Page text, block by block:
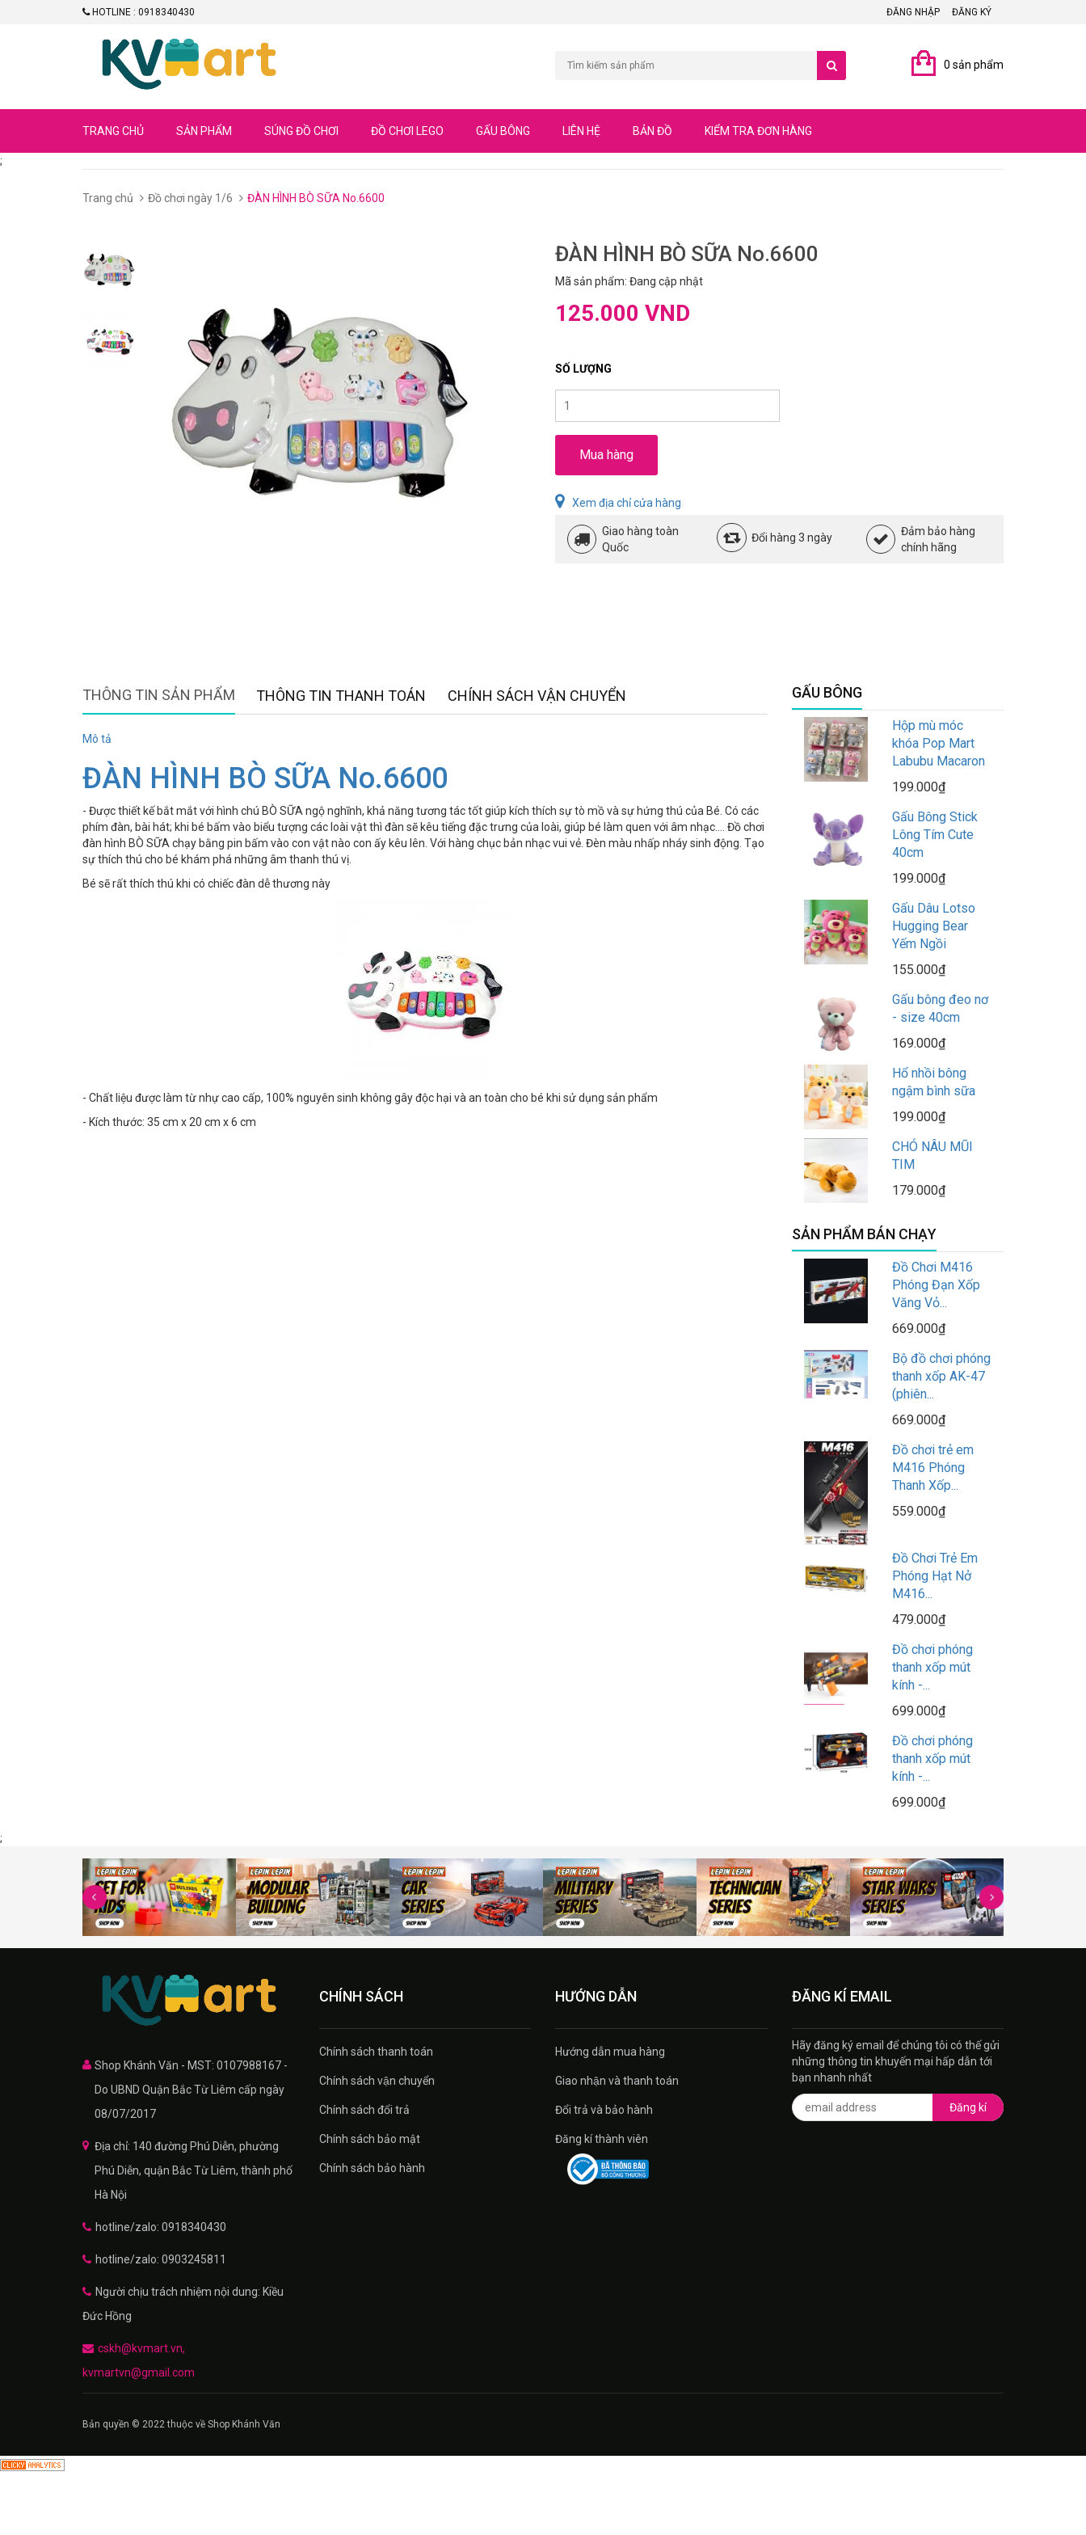
HOTLINE : 0918340430 ĐĂNG NHẬP ĐĂNG KÝ
0 sản phẩm
TRANG CHỦ SẢN PHẨM SÚNG ĐỒ CHƠI ĐỒ CHƠI LEGO GẤU BÔNG LIÊN HỆ BẢN ĐỒ KIỂM TRA ĐƠN HÀNG
;
Trang chủ Đồ chơi ngày 1/6 ĐÀN HÌNH BÒ SỮA No.6600
ĐÀN HÌNH BÒ SỮA No.6600
Mã sản phẩm: Đang cập nhật
125.000 VND
SỐ LƯỢNG
Mua hàng
Xem địa chỉ cửa hàng
Giao hàng toàn
Quốc
Đổi hàng 3 ngày
Đảm bảo hàng
chính hãng
THÔNG TIN SẢN PHẨM THÔNG TIN THANH TOÁN CHÍNH SÁCH VẬN CHUYỂN
Mô tả
ĐÀN HÌNH BÒ SỮA No.6600
- Được thiết kế bắt mắt với hình chú BÒ SỮA ngộ nghĩnh, khả năng tương tác tốt giúp kích thích sự tò mồ và sự hứng thú của Bé. Có các
phím đàn, bài hát; khi bé bấm vào biểu tượng các loài vật thì đàn sẽ kêu tiếng đặc trưng của loài, giúp bé làm quen với âm nhạc.... Đồ chơi
đàn hình BÒ SỮA chạy bằng pin bấm vào con vật nào con ấy kêu lên. Với hàng chục bản nhạc vui vẻ. Đèn màu nhấp nháy sinh động. Tạo
sự thích thú cho bé khám phá những âm thanh thú vị.
Bé sẽ rất thích thú khi có chiếc đàn dễ thương này
- Chất liệu được làm từ nhự cao cấp, 100% nguyên sinh không gây độc hại và an toàn cho bé khi sử dụng sản phẩm
- Kích thước: 35 cm x 20 cm x 6 cm
GẤU BÔNG
Hộp mù móc
khóa Pop Mart
Labubu Macaron
199.000₫
Gấu Bông Stick
Lông Tím Cute
40cm
199.000₫
Gấu Dâu Lotso
Hugging Bear
Yếm Ngồi
155.000₫
Gấu bông đeo nơ
- size 40cm
169.000₫
Hổ nhồi bông
ngậm bình sữa
199.000₫
CHÓ NÂU MŨI
TIM
179.000₫
SẢN PHẨM BÁN CHẠY
Đồ Chơi M416
Phóng Đạn Xốp
Văng Vỏ...
669.000₫
Bộ đồ chơi phóng
thanh xốp AK-47
(phiên...
669.000₫
Đồ chơi trẻ em
M416 Phóng
Thanh Xốp...
559.000₫
Đồ Chơi Trẻ Em
Phóng Hạt Nở
M416...
479.000₫
Đồ chơi phóng
thanh xốp mút
kính -...
699.000₫
Đồ chơi phóng
thanh xốp mút
kính -...
699.000₫
;
Shop Khánh Văn - MST: 0107988167 -
Do UBND Quận Bắc Từ Liêm cấp ngày
08/07/2017
Địa chỉ: 140 đường Phú Diễn, phường
Phú Diễn, quận Bắc Từ Liêm, thành phố
Hà Nội
hotline/zalo: 0918340430
hotline/zalo: 0903245811
Người chịu trách nhiệm nội dung: Kiều
Đức Hồng
cskh@kvmart.vn,
kvmartvn@gmail.com
CHÍNH SÁCH
Chính sách thanh toán
Chính sách vận chuyển
Chính sách đổi trả
Chính sách bảo mật
Chính sách bảo hành
HƯỚNG DẪN
Hướng dẫn mua hàng
Giao nhận và thanh toán
Đổi trả và bảo hành
Đăng kí thành viên
ĐĂNG KÍ EMAIL
Hãy đăng ký email để chúng tôi có thế gửi
những thông tin khuyến mại hấp dẫn tới
bạn nhanh nhất
Đăng kí
Bản quyền © 2022 thuộc về Shop Khánh Văn